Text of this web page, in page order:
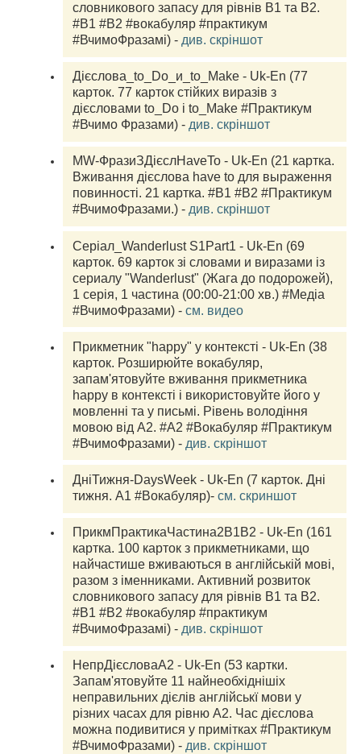
словникового запасу для рівнів В1 та В2.
#B1 #B2 #вокабуляр #практикум
#ВчимоФразамі) - див. скріншот
Дієслова_to_Do_и_to_Mаke - Uk-En (77
карток. 77 карток стійких виразів з
дієсловами to_Do і to_Mаke #Практикум
#Вчимо Фразами) - див. скріншот
MW-ФразиЗДієслHaveTo - Uk-En (21 картка.
Вживання дієслова have to для выраження
повинності. 21 картка. #B1 #B2 #Практикум
#ВчимоФразами.) - див. скріншот
Серіал_Wanderlust S1Part1 - Uk-En (69
карток. 69 карток зі словами и виразами із
сериалу "Wanderlust" (Жага до подорожей),
1 серія, 1 частина (00:00-21:00 хв.) #Медіа
#ВчимоФразами) - см. видео
Прикметник "happy" у контексті - Uk-En (38
карток. Розширюйте вокабуляр,
запам'ятовуйте вживання прикметника
happy в контексті і використовуйте його у
мовленні та у письмі. Рівень володіння
мовою від А2. #А2 #Вокабуляр #Практикум
#ВчимоФразами) - див. скріншот
ДніТижня-DaysWeek - Uk-En (7 карток. Дні
тижня. A1 #Вокабуляр)- см. скриншот
ПрикмПрактикаЧастина2B1B2 - Uk-En (161
картка. 100 карток з прикметниками, що
найчастише вживаються в англійській мові,
разом з іменниками. Активний розвиток
словникового запасу для рівнів В1 та В2.
#B1 #B2 #вокабуляр #практикум
#ВчимоФразамі) - див. скріншот
НепрДієсловаА2 - Uk-En (53 картки.
Запам'ятовуйте 11 найнеобхіднішіх
неправильних дієлів англійськї мови у
різних часах для рівню А2. Час дієслова
можна подивитися у примітках #Практикум
#ВчимоФразами) - див. скріншот